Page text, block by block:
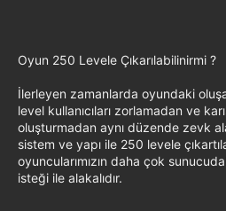
Oyun 250 Levele Çıkarılabilinirmi ?
İlerleyen zamanlarda oyundaki
level kullanıcıları zorlamadan ve
oluşturmadan aynı düzende zevk
sistem ve yapı ile 250 levele
oyuncularımızın daha çok
isteği ile alakalıdır.